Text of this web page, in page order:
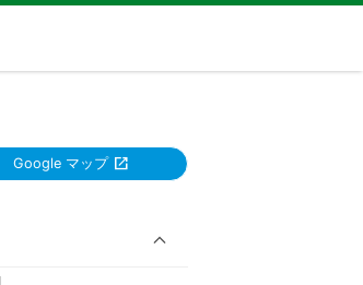
Google マップ